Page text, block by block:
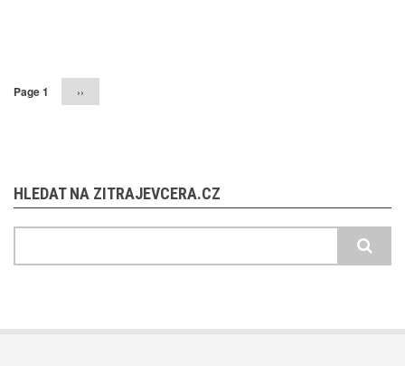
Page 1 Následující
stránka
››
HLEDAT NA ZITRAJEVCERA.CZ